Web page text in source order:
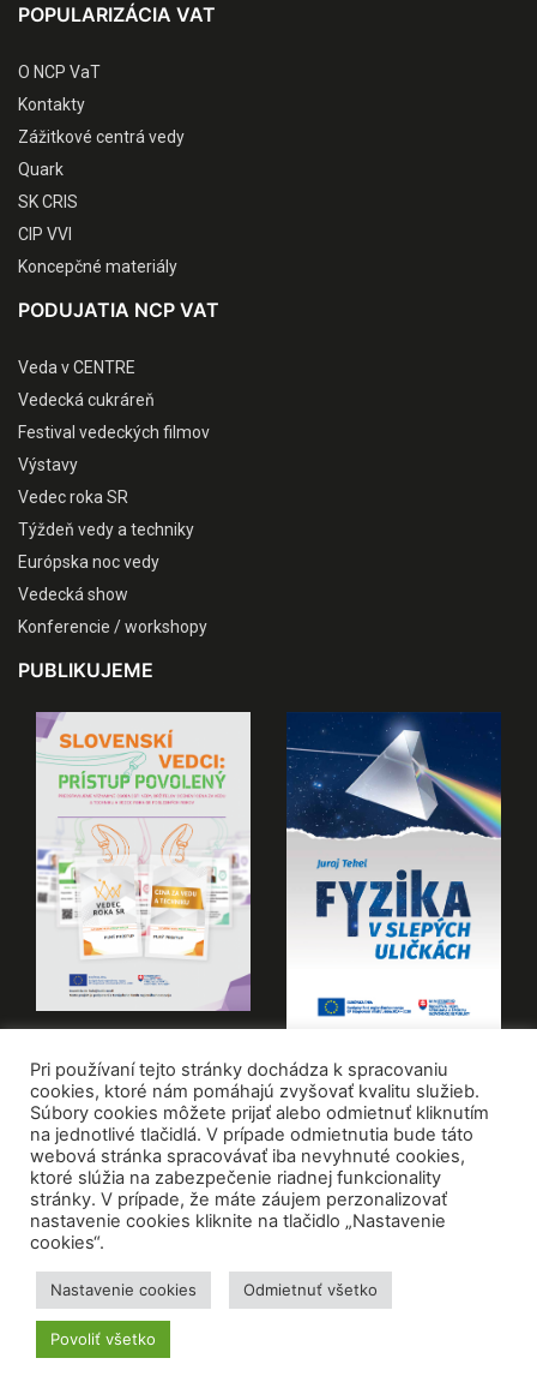
POPULARIZÁCIA VAT
O NCP VaT
Kontakty
Zážitkové centrá vedy
Quark
SK CRIS
CIP VVI
Koncepčné materiály
PODUJATIA NCP VAT
Veda v CENTRE
Vedecká cukráreň
Festival vedeckých filmov
Výstavy
Vedec roka SR
Týždeň vedy a techniky
Európska noc vedy
Vedecká show
Konferencie / workshopy
PUBLIKUJEME
VŠETKY PUBLIKÁCIE
© CVTI SR Zásady ochrany osobných údajov
Vyhlásenie o prístupnosti Mapa stránky RSS
Pri používaní tejto stránky dochádza k spracovaniu
cookies, ktoré nám pomáhajú zvyšovať kvalitu služieb.
Súbory cookies môžete prijať alebo odmietnuť kliknutím
na jednotlivé tlačidlá. V prípade odmietnutia bude táto
webová stránka spracovávať iba nevyhnuté cookies,
ktoré slúžia na zabezpečenie riadnej funkcionality
stránky. V prípade, že máte záujem perzonalizovať
nastavenie cookies kliknite na tlačidlo „Nastavenie
cookies“.
Nastavenie cookies Odmietnuť všetko
Povoliť všetko